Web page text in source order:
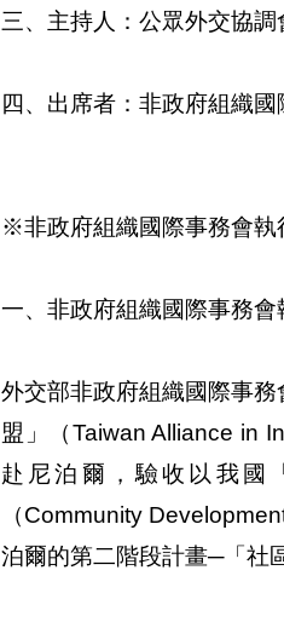
三、主持人：公眾外交協
四、出席者：非政府組織
※非政府組織國際事務會執
一、非政府組織國際事務
外交部非政府組織國際事
盟」（Taiwan Alliance in
赴尼泊爾，驗收以我國
（Community
泊爾的第二階段計畫─「社